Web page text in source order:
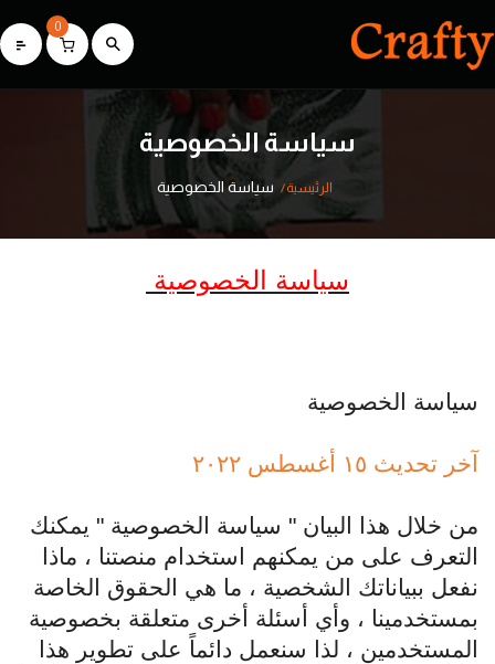
0
سياسة الخصوصية
الرئيسية سياسة الخصوصية
سياسة الخصوصية
سياسة الخصوصية
آخر تحديث ١٥ أغسطس ٢٠٢٢
من خلال هذا البيان " سياسة الخصوصية " يمكنك
التعرف على من يمكنهم استخدام منصتنا ، ماذا
نفعل ببياناتك الشخصية ، ما هي الحقوق الخاصة
بمستخدمينا ، وأي أسئلة أخرى متعلقة بخصوصية
المستخدمين ، لذا سنعمل دائماً على تطوير هذا